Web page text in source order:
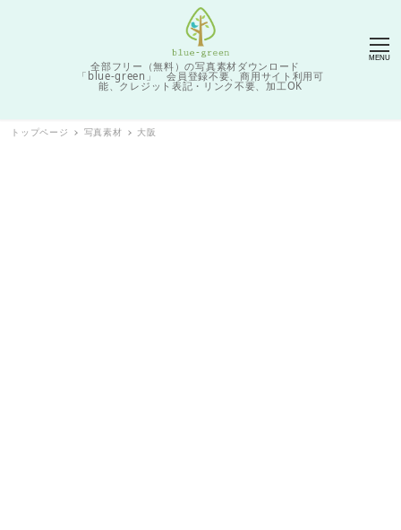
全部フリー（無料）の写真素材ダウンロード
「blue-green」 会員登録不要、商用サイト利用可
能、クレジット表記・リンク不要、加工OK
MENU
トップページ 写真素材 大阪